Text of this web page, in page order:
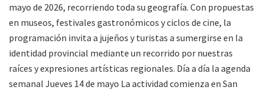
mayo de 2026, recorriendo toda su geografía. Con propuestas
en museos, festivales gastronómicos y ciclos de cine, la
programación invita a jujeños y turistas a sumergirse en la
identidad provincial mediante un recorrido por nuestras
raíces y expresiones artísticas regionales. Día a día la agenda
semanal Jueves 14 de mayo La actividad comienza en San